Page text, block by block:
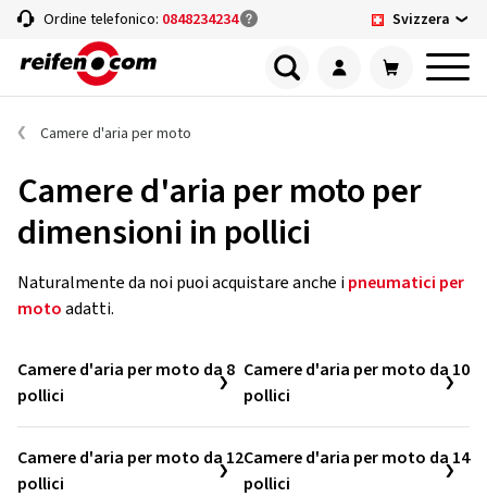
Ordine telefonico: 0848234234 Svizzera
Camere d'aria per moto
Camere d'aria per moto per
dimensioni in pollici
Naturalmente da noi puoi acquistare anche ipneumatici per
motoadatti.
Camere d'aria per moto da 8
pollici
Camere d'aria per moto da 10
pollici
Camere d'aria per moto da 12
pollici
Camere d'aria per moto da 14
pollici